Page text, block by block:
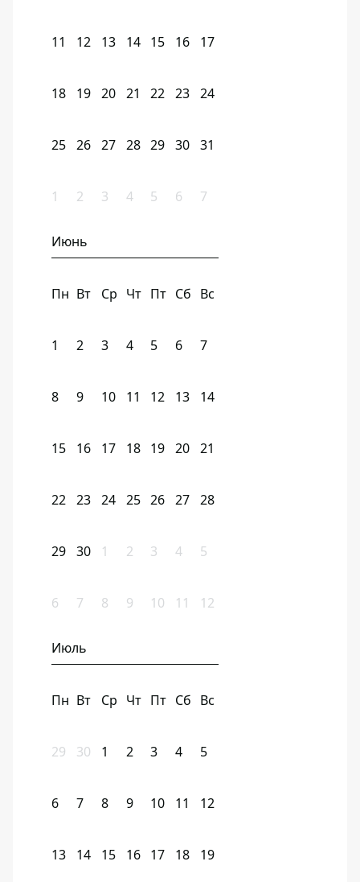
11 12 13 14 15 16 17
18 19 20 21 22 23 24
25 26 27 28 29 30 31
1 2 3 4 5 6 7
Июнь
Пн Вт Ср Чт Пт Сб Вс
1 2 3 4 5 6 7
8 9 10 11 12 13 14
15 16 17 18 19 20 21
22 23 24 25 26 27 28
29 30 1 2 3 4 5
6 7 8 9 10 11 12
Июль
Пн Вт Ср Чт Пт Сб Вс
29 30 1 2 3 4 5
6 7 8 9 10 11 12
13 14 15 16 17 18 19